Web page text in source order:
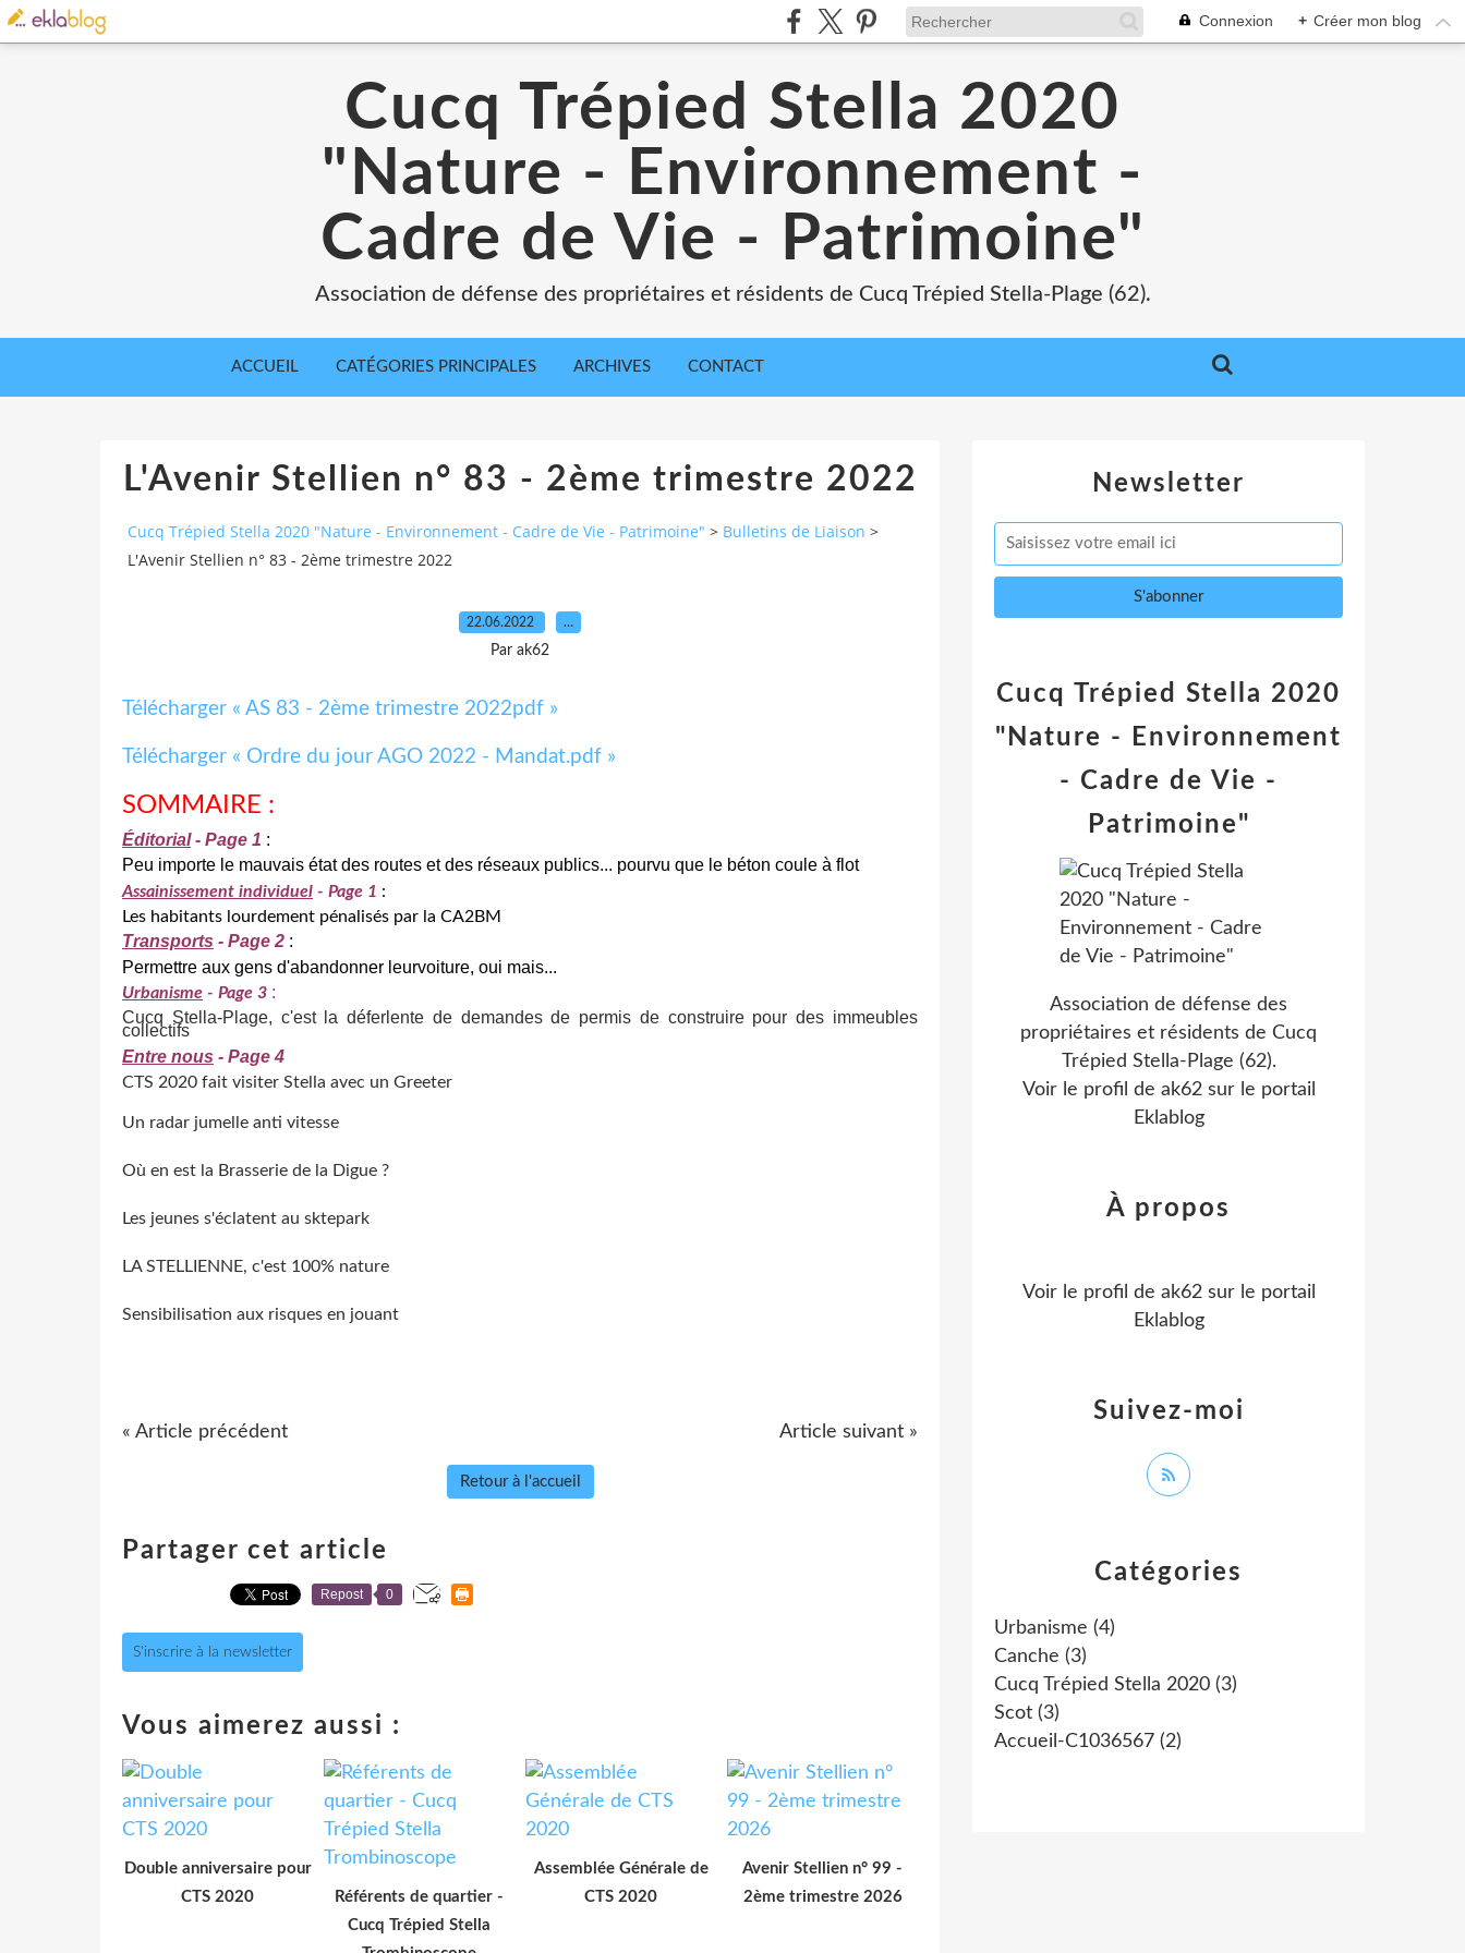
Connexion + Créer mon blog
Cucq Trépied Stella 2020
"Nature - Environnement -
Cadre de Vie - Patrimoine"
Association de défense des propriétaires et résidents de Cucq Trépied Stella-Plage (62).
ACCUEIL CATÉGORIES PRINCIPALES ARCHIVES CONTACT
L'Avenir Stellien n° 83 - 2ème trimestre 2022
Cucq Trépied Stella 2020 "Nature - Environnement - Cadre de Vie - Patrimoine" > Bulletins de Liaison >
L'Avenir Stellien n° 83 - 2ème trimestre 2022
22.06.2022 …
Par ak62
Télécharger « AS 83 - 2ème trimestre 2022pdf »
Télécharger « Ordre du jour AGO 2022 - Mandat.pdf »
SOMMAIRE :
Éditorial- Page 1 :
Peu importe le mauvais état des routes et des réseaux publics... pourvu que le béton coule à flot
Assainissement individuel - Page 1 :
Les habitants lourdement pénalisés par la CA2BM
Transports - Page 2 :
Permettre aux gens d'abandonner leurvoiture, oui mais...
Urbanisme - Page 3 :
Cucq Stella-Plage, c'est la déferlente de demandes de permis de construire pour des immeubles
collectifs
Entre nous - Page 4
CTS 2020 fait visiter Stella avec un Greeter
Un radar jumelle anti vitesse
Où en est la Brasserie de la Digue ?
Les jeunes s'éclatent au sktepark
LA STELLIENNE, c'est 100% nature
Sensibilisation aux risques en jouant
« Article précédent Article suivant »
Retour à l'accueil
Partager cet article
Repost 0
S'inscrire à la newsletter
Vous aimerez aussi :
Double anniversaire pour
CTS 2020
Référents de quartier -
Cucq Trépied Stella
Assemblée Générale de
CTS 2020
Avenir Stellien n° 99 -
2ème trimestre 2026
Newsletter
Catégories
Urbanisme (4)
Canche (3)
Cucq Trépied Stella 2020 (3)
Scot (3)
Accueil-C1036567 (2)
Cucq Trépied Stella 2020
"Nature - Environnement
- Cadre de Vie -
Patrimoine"
Association de défense des
propriétaires et résidents de Cucq
Trépied Stella-Plage (62).
Voir le profil de ak62sur le portail
Eklablog
Suivez-moi
À propos
Voir le profil de ak62sur le portail
Eklablog